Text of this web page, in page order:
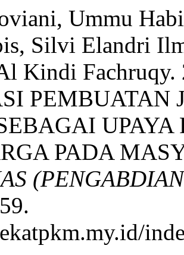
Ummu
Silvi Elandri
Kindi
PEMBUATAN
UPAYA
PADA